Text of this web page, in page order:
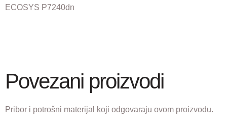
ECOSYS P7240dn
Povezani proizvodi
Pribor i potrošni materijal koji odgovaraju ovom proizvodu.